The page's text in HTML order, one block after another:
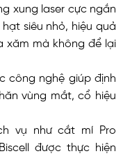
xung laser cực ngắn
siêu nhỏ, hiệu quả
xăm mà không để lại
công nghệ giúp định
vùng mắt, cổ hiệu
vụ như cắt mí Pro
được thực hiện